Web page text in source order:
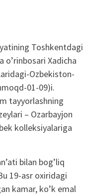
Toshkentdagi
o’rinbosari Xadicha
Ozbekiston-
01-09)i.
tayyorlashning
– Ozarbayjon
kolleksiyalariga
bilan bog’liq
19-asr oxiridagi
kamar, ko’k emal